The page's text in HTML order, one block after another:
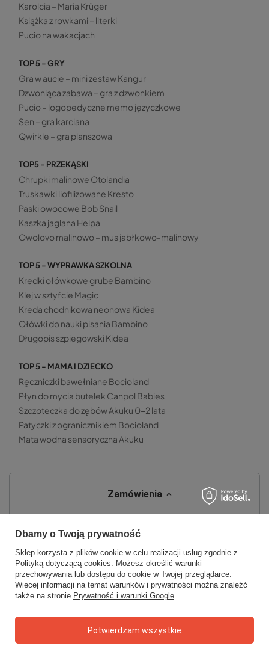
Karolcia – Maria Krüger
Książka z rowkami – literki
Pucio na wakacjach
TOP 5 - GRY
Gra w aucie – mini zestaw Kangur
Dzwoniąca zabawa – gra z dzwonkiem
Pucio – logopedyczne memo języczkowe
Sen – gra karciana
Qwirkle – gra planszowa
TOP5 - PRZEKĄSKI
Chrupki malinowe Otolandia
Truskawki liofilizowane Kresto
Paski owocowe Bob Snail
Kaszka jaglana Helpa
Owolovo malinowo – mus jabłkowo-malinowy
TOP 5 - WYPRAWKA SZKOLNA
Kredki ołówkowe grube Bambino
Klej w sztyfcie Magic
Kreda chodnikowa neonowa Kidea
Ołówki do nauki pisania Bambino
Długopis szpiegowski Kidea
TOP 5 - MAMA I DZIECKO
Ręczniczki bawełniane Bocioland
Płyn do mycia butelek Canpol Babies
Szczoteczka do zębów Akuku 0-2 lata
Patyczki z ogranicznikiem Bocioland
Mata wodna sensoryczna Akuku
Zamówienia
Status zamówienia
Śledzenie przesyłki
Chcę zareklamować produkt
Chcę zwrócić produkt
Chcę wymienić towar
Kontakt
Dbamy o Twoją prywatność
Sklep korzysta z plików cookie w celu realizacji usług zgodnie z
Polityką dotyczącą cookies. Możesz określić warunki
przechowywania lub dostępu do cookie w Twojej przeglądarce.
Więcej informacji na temat warunków i prywatności można znaleźć
także na stronie Prywatność i warunki Google.
Potwierdzam wszystkie